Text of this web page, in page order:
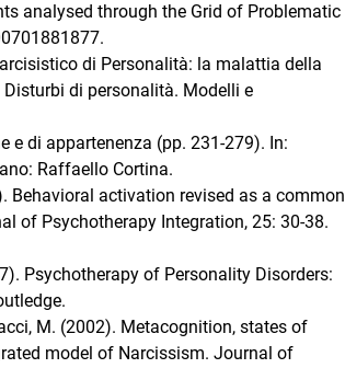
analysed through the Grid of Problematic
di Personalità: la malattia della
Disturbi di personalità. Modelli e
e di appartenenza (pp. 231-279). In:
Raffaello Cortina.
Behavioral activation revised as a common
of Psychotherapy Integration, 25: 30-38.
Psychotherapy of Personality Disorders:
M. (2002). Metacognition, states of
model of Narcissism. Journal of